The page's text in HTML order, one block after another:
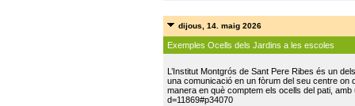
dijous, 14. maig 2026
Exemples Ocells dels Jardins a les escoles
L’Institut Montgrós de Sant Pere Ribes és un
una comunicació en un fòrum del seu centre on
manera en què comptem els ocells del pati,
d=11869#p34070